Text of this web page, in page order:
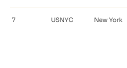
7 USNYC New York